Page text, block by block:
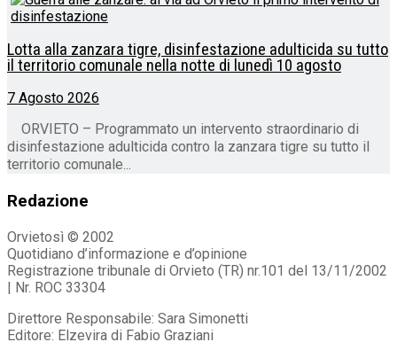
Lotta alla zanzara tigre, disinfestazione adulticida su tutto
il territorio comunale nella notte di lunedì 10 agosto
7 Agosto 2026
ORVIETO – Programmato un intervento straordinario di
disinfestazione adulticida contro la zanzara tigre su tutto il
territorio comunale...
Redazione
Orvietosì © 2002
Quotidiano d’informazione e d’opinione
Registrazione tribunale di Orvieto (TR) nr.101 del 13/11/2002
| Nr. ROC 33304
Direttore Responsabile: Sara Simonetti
Editore: Elzevira di Fabio Graziani